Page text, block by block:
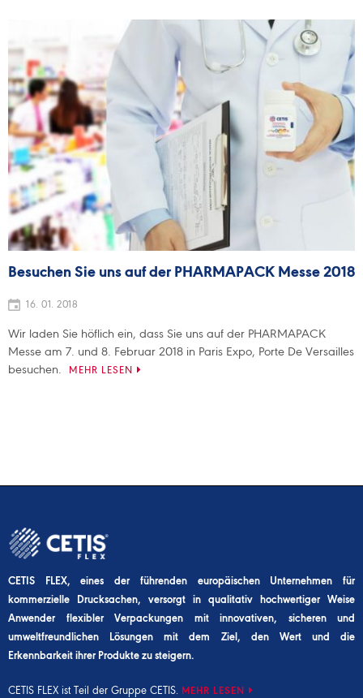
Besuchen Sie uns auf der PHARMAPACK Messe 2018
16. 01. 2018
Wir laden Sie höflich ein, dass Sie uns auf der PHARMAPACK
Messe am 7. und 8. Februar 2018 in Paris Expo, Porte De Versailles
besuchen.
MEHR LESEN
CETIS FLEX, eines der führenden europäischen Unternehmen für
kommerzielle Drucksachen, versorgt in qualitativ hochwertiger Weise
Anwender flexibler Verpackungen mit innovativen, sicheren und
umweltfreundlichen Lösungen mit dem Ziel, den Wert und die
Erkennbarkeit ihrer Produkte zu steigern.
CETIS FLEX ist Teil der Gruppe CETIS. MEHR LESEN